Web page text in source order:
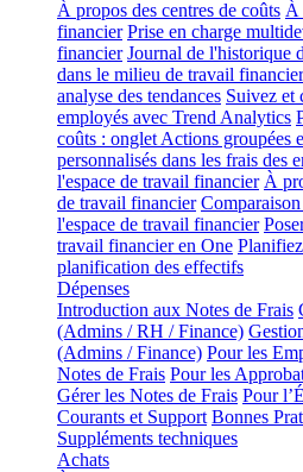
À propos des centres de coûts À
financier Prise en charge
financier Journal de l'historique
dans le milieu de travail financier
analyse des tendances Suivez et
employés avec Trend Analytics
coûts : onglet Actions groupées
personnalisés dans les frais des
l'espace de travail financier À
de travail financier
l'espace de travail financier
travail financier en One
planification des effectifs
Dépenses
Introduction aux Notes de Frais
(Admins / RH / Finance)
(Admins / Finance) Pour les
Notes de Frais Pour les
Gérer les Notes de Frais Pour
Courants et Support Bonnes
Suppléments techniques
Achats